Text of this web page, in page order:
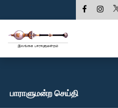
பாராளுமன்ற செய்தி